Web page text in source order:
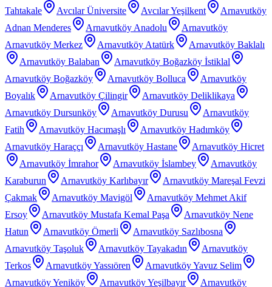
Tahtakale Avcılar Üniversite Avcılar Yeşilkent
Arnavutköy
Adnan Menderes
Arnavutköy Anadolu
Arnavutköy
Arnavutköy Merkez
Arnavutköy Atatürk
Arnavutköy Baklalı
Arnavutköy Balaban
Arnavutköy Boğazköy İstiklal
Arnavutköy Boğazköy
Arnavutköy Bolluca
Arnavutköy
Boyalık
Arnavutköy Çilingir
Arnavutköy Deliklikaya
Arnavutköy Dursunköy
Arnavutköy Durusu
Arnavutköy
Fatih
Arnavutköy Hacımaşlı
Arnavutköy Hadımköy
Arnavutköy Haraççı
Arnavutköy Hastane
Arnavutköy Hicret
Arnavutköy İmrahor
Arnavutköy İslambey
Arnavutköy
Karaburun
Arnavutköy Karlıbayır
Arnavutköy Mareşal Fevzi
Çakmak
Arnavutköy Mavigöl
Arnavutköy Mehmet Akif
Ersoy
Arnavutköy Mustafa Kemal Paşa
Arnavutköy Nene
Hatun
Arnavutköy Ömerli
Arnavutköy Sazlıbosna
Arnavutköy Taşoluk
Arnavutköy Tayakadın
Arnavutköy
Terkos
Arnavutköy Yassıören
Arnavutköy Yavuz Selim
Arnavutköy Yeniköy
Arnavutköy Yeşilbayır
Arnavutköy